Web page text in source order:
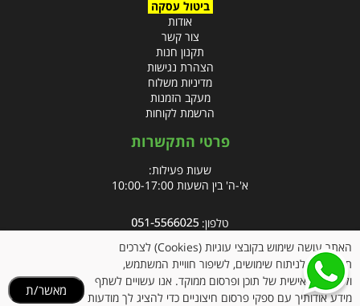
ביטול עסקה
אודות
צור קשר
תקנון חנות
הצהרת נגישות
מדיניות משלוח
מעקב הזמנות
הרשמת לקוחות
פרטי התקשרות
שעות פעילות:
א'-ה' בין השעות 10:00-17:00
טלפון:
אימייל:info@clubpharm.co.il
כתובת : קניון M הדרך, צומת ינאי, מושב בית חירות 40291
האתר עושה שימוש בקובצי עוגיות (Cookies) לצרכים
תפעוליים, לניתוח שימושים, לשיפור חוויית המשתמש,
ולהתאמה אישית של תוכן ופרסום ממוקד. אנו עשויים לשתף
מידע אודותיך עם ספקי פרסום חיצוניים כדי להציג לך מודעות
מאשר/ת